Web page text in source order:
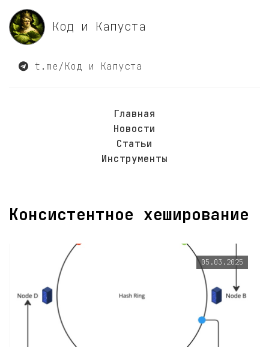
Код и Капуста
t.me/Код и Капуста
Главная
Новости
Статьи
Инструменты
Консистентное хеширование
05.03.2025